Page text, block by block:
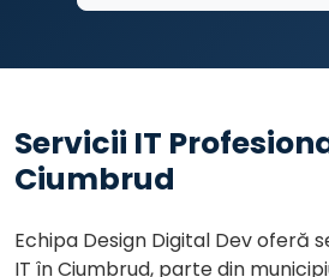
Servicii IT
Ciumbrud
Echipa Design Digital Dev oferă
IT în Ciumbrud, parte din